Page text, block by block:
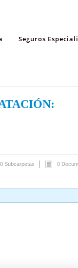
Seguros
0 Subcarpetas 0